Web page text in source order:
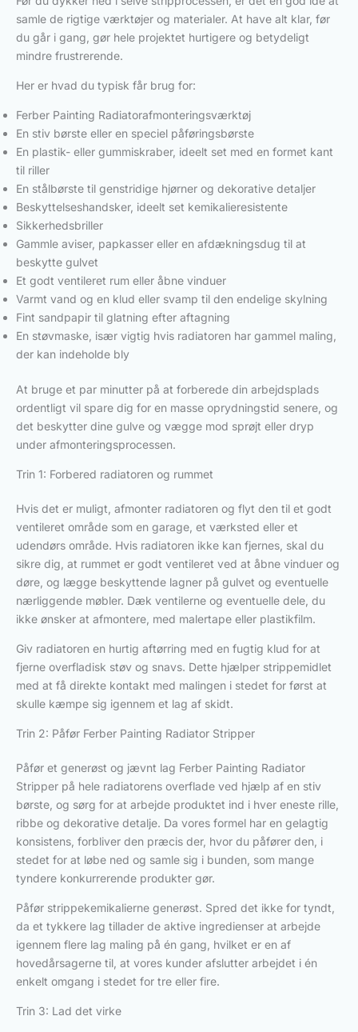
samle de rigtige værktøjer og materialer. At have alt klar, før
du går i gang, gør hele projektet hurtigere og betydeligt
mindre frustrerende.
Her er hvad du typisk får brug for:
Ferber Painting Radiatorafmonteringsværktøj
En stiv børste eller en speciel påføringsbørste
En plastik- eller gummiskraber, ideelt set med en formet kant
til riller
En stålbørste til genstridige hjørner og dekorative detaljer
Beskyttelseshandsker, ideelt set kemikalieresistente
Sikkerhedsbriller
Gammle aviser, papkasser eller en afdækningsdug til at
beskytte gulvet
Et godt ventileret rum eller åbne vinduer
Varmt vand og en klud eller svamp til den endelige skylning
Fint sandpapir til glatning efter aftagning
En støvmaske, især vigtig hvis radiatoren har gammel maling,
der kan indeholde bly
At bruge et par minutter på at forberede din arbejdsplads
ordentligt vil spare dig for en masse oprydningstid senere, og
det beskytter dine gulve og vægge mod sprøjt eller dryp
under afmonteringsprocessen.
Trin 1: Forbered radiatoren og rummet
Hvis det er muligt, afmonter radiatoren og flyt den til et godt
ventileret område som en garage, et værksted eller et
udendørs område. Hvis radiatoren ikke kan fjernes, skal du
sikre dig, at rummet er godt ventileret ved at åbne vinduer og
døre, og lægge beskyttende lagner på gulvet og eventuelle
nærliggende møbler. Dæk ventilerne og eventuelle dele, du
ikke ønsker at afmontere, med malertape eller plastikfilm.
Giv radiatoren en hurtig aftørring med en fugtig klud for at
fjerne overfladisk støv og snavs. Dette hjælper strippemidlet
med at få direkte kontakt med malingen i stedet for først at
skulle kæmpe sig igennem et lag af skidt.
Trin 2: Påfør Ferber Painting Radiator Stripper
Påfør et generøst og jævnt lag Ferber Painting Radiator
Stripper på hele radiatorens overflade ved hjælp af en stiv
børste, og sørg for at arbejde produktet ind i hver eneste rille,
ribbe og dekorative detalje. Da vores formel har en gelagtig
konsistens, forbliver den præcis der, hvor du påfører den, i
stedet for at løbe ned og samle sig i bunden, som mange
tyndere konkurrerende produkter gør.
Påfør strippekemikalierne generøst. Spred det ikke for tyndt,
da et tykkere lag tillader de aktive ingredienser at arbejde
igennem flere lag maling på én gang, hvilket er en af
hovedårsagerne til, at vores kunder afslutter arbejdet i én
enkelt omgang i stedet for tre eller fire.
Trin 3: Lad det virke